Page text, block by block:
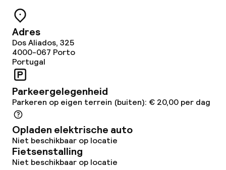
Adres
Dos Aliados, 325
4000-067 Porto
Portugal
Parkeergelegenheid
Parkeren op eigen terrein (buiten): € 20,00 per dag
Opladen elektrische auto
Niet beschikbaar op locatie
Fietsenstalling
Niet beschikbaar op locatie